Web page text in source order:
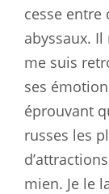
cesse entre
abyssaux. Il
me suis
ses
éprouvant
russes les
mien. Je le